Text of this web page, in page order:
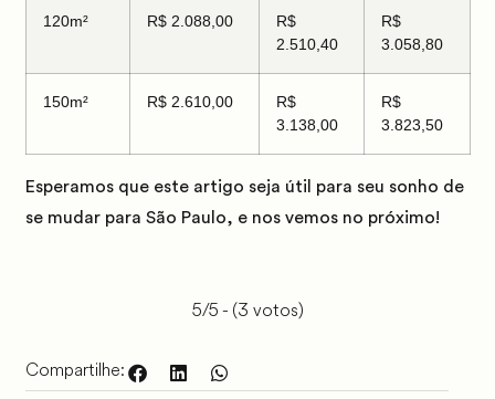
120m² R$ 2.088,00
R$
2.510,40
R$
3.058,80
150m² R$ 2.610,00
R$
3.138,00
R$
3.823,50
Esperamos que este artigo seja útil para seu sonho de
se mudar para São Paulo, e nos vemos no próximo!
5/5 - (3 votos)
Compartilhe: